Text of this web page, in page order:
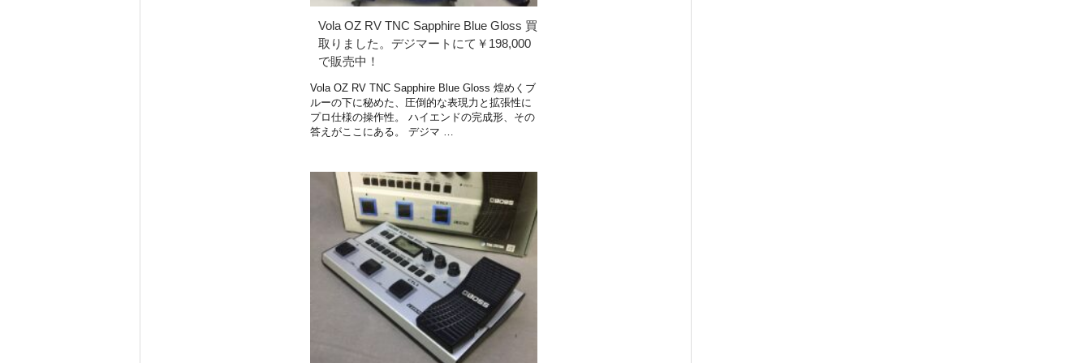
Vola OZ RV TNC Sapphire Blue Gloss 買
取りました。デジマートにて￥198,000
で販売中！
Vola OZ RV TNC Sapphire Blue Gloss 煌めくブ
ルーの下に秘めた、圧倒的な表現力と拡張性に
プロ仕様の操作性。 ハイエンドの完成形、その
答えがここにある。 デジマ …